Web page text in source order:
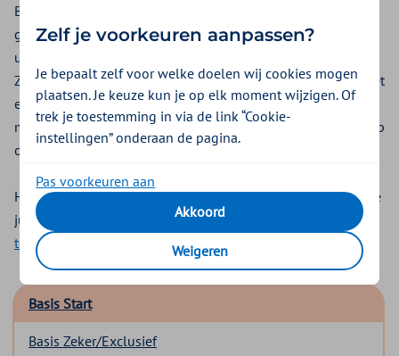
Bij Zilveren Kruis bepalen jouw medewerkers en hun
gezinsleden zelf hoeveel premie zij betalen. Men kan kiezen
uit één van onze drie basisverzekeringen: Basis Start, Basis
Zeker, Basis Exclusief. Daarnaast heeft men vrije keuze uit het
eigen risico en de aanvullende verzekeringen. Zo zijn jouw
medewerkers altijd goed verzekerd en kunnen zij rekenen op
onze uitstekende dienstverlening.
Hebben jouw medewerkers hulp nodig bij het kiezen van de
juiste zorgverzekering? Dan kan de handige
toolin de premieberekening hierbij helpen.
Basis Start
Basis Zeker/Exclusief
Zelf je voorkeuren aanpassen?
Je bepaalt zelf voor welke doelen wij cookies mogen
plaatsen. Je keuze kun je op elk moment wijzigen. Of
trek je toestemming in via de link “Cookie-
instellingen” onderaan de pagina.
Pas voorkeuren aan
Akkoord
Weigeren